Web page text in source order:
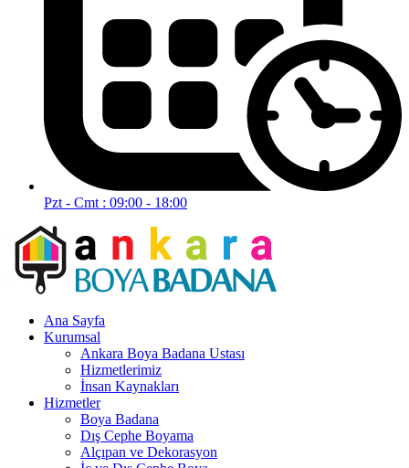
Pzt - Cmt : 09:00 - 18:00
Ana Sayfa
Kurumsal
Ankara Boya Badana Ustası
Hizmetlerimiz
İnsan Kaynakları
Hizmetler
Boya Badana
Dış Cephe Boyama
Alçıpan ve Dekorasyon